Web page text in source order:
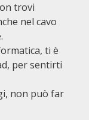
trovi
nel cavo
ti è
per sentirti
non può far